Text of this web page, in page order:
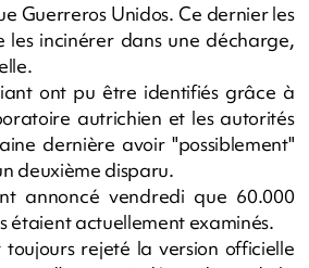
Guerreros Unidos. Ce dernier les
incinérer dans une décharge,
ont pu être identifiés grâce à
autrichien et les autorités
dernière avoir "possiblement"
deuxième disparu.
annoncé vendredi que 60.000
étaient actuellement examinés.
rejeté la version officielle